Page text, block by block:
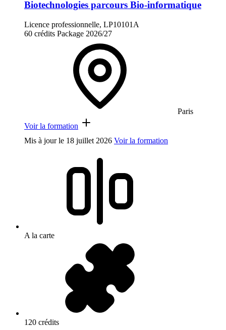
Biotechnologies parcours Bio-informatique
Licence professionnelle, LP10101A
60 crédits Package 2026/27
Paris
Voir la formation
Mis à jour le 18 juillet 2026 Voir la formation
A la carte
120 crédits